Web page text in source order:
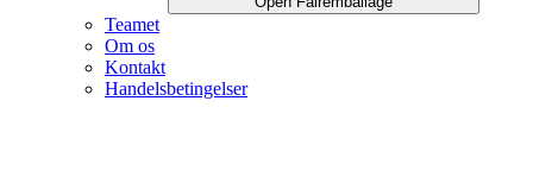
Teamet
Om os
Kontakt
Handelsbetingelser